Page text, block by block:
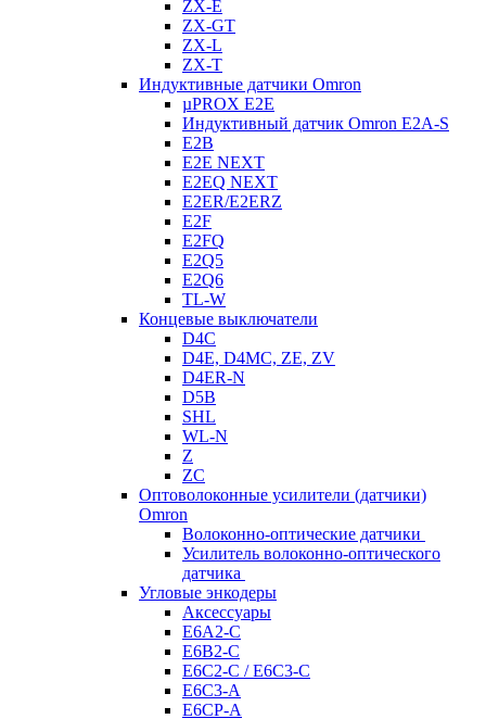
ZX-E
ZX-GT
ZX-L
ZX-T
Индуктивные датчики Omron
µPROX E2E
Индуктивный датчик Omron E2A-S
E2B
E2E NEXT
E2EQ NEXT
E2ER/E2ERZ
E2F
E2FQ
E2Q5
E2Q6
TL-W
Концевые выключатели
D4C
D4E, D4MC, ZE, ZV
D4ER-N
D5B
SHL
WL-N
Z
ZC
Оптоволоконные усилители (датчики)
Omron
Волоконно-оптические датчики
Усилитель волоконно-оптического
датчика
Угловые энкодеры
Аксессуары
E6A2-C
E6B2-C
E6C2-C / E6C3-C
E6C3-A
E6CP-A